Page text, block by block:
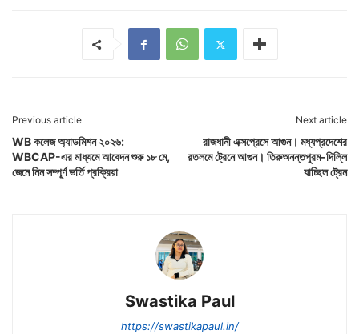
Previous article
WB কলেজ অ্যাডমিশন ২০২৬:
WBCAP-এর মাধ্যমে আবেদন শুরু ১৮ মে,
জেনে নিন সম্পূর্ণ ভর্তি প্রক্রিয়া
Next article
রাজধানী এক্সপ্রেসে আগুন। মধ্যপ্রদেশের
রতলমে ট্রেনে আগুন। তিরুঅনন্তপুরম-দিল্লি
যাচ্ছিল ট্রেন
Swastika Paul
https://swastikapaul.in/